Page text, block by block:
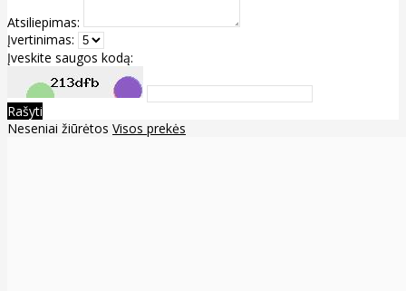
Atsiliepimas:
Įvertinimas:
Įveskite saugos kodą:
Rašyti
Neseniai žiūrėtos Visos prekės